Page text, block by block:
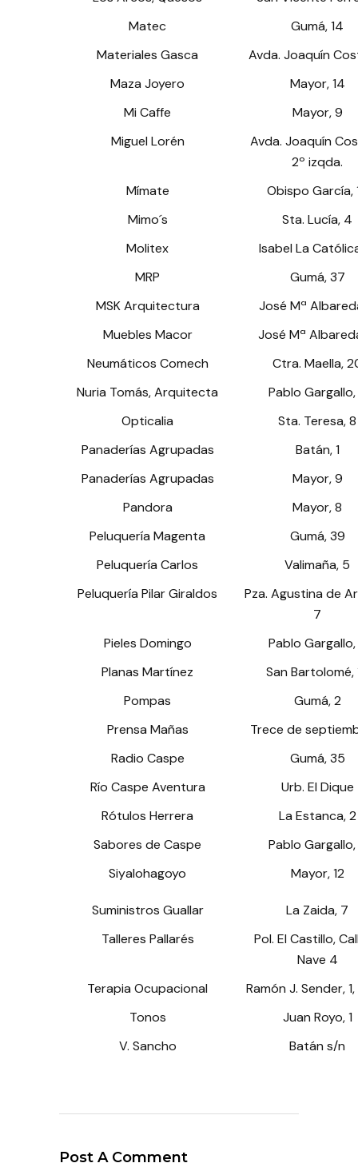
Matec
Gumá, 14
Materiales Gasca
Avda. Joaquín
Maza Joyero
Mayor, 14
Mi Caffe
Mayor, 9
Miguel Lorén
Avda. Joaquín
2º izqda.
Mímate
Obispo García,
Mimo´s
Sta. Lucía, 4
Molitex
Isabel La
MRP
Gumá, 37
MSK Arquitectura
José Mª
Muebles Macor
José Mª
Neumáticos Comech
Ctra. Maella,
Nuria Tomás, Arquitecta
Pablo
Opticalia
Sta. Teresa, 8
Panaderías Agrupadas
Batán, 1
Panaderías Agrupadas
Mayor, 9
Pandora
Mayor, 8
Peluquería Magenta
Gumá, 39
Peluquería Carlos
Valimaña, 5
Peluquería Pilar Giraldos
Pza. Agustina de
7
Pieles Domingo
Pablo
Planas Martínez
San Bartolomé,
Pompas
Gumá, 2
Prensa Mañas
Trece de
Radio Caspe
Gumá, 35
Río Caspe Aventura
Urb. El Dique
Rótulos Herrera
La Estanca, 2
Sabores de Caspe
Pablo
Siyalohagoyo
Mayor, 12
Suministros Guallar
La Zaida, 7
Talleres Pallarés
Pol. El Castillo,
Nave 4
Terapia Ocupacional
Ramón J. Sender,
Tonos
Juan Royo, 1
V. Sancho
Batán s/n
Post A Comment